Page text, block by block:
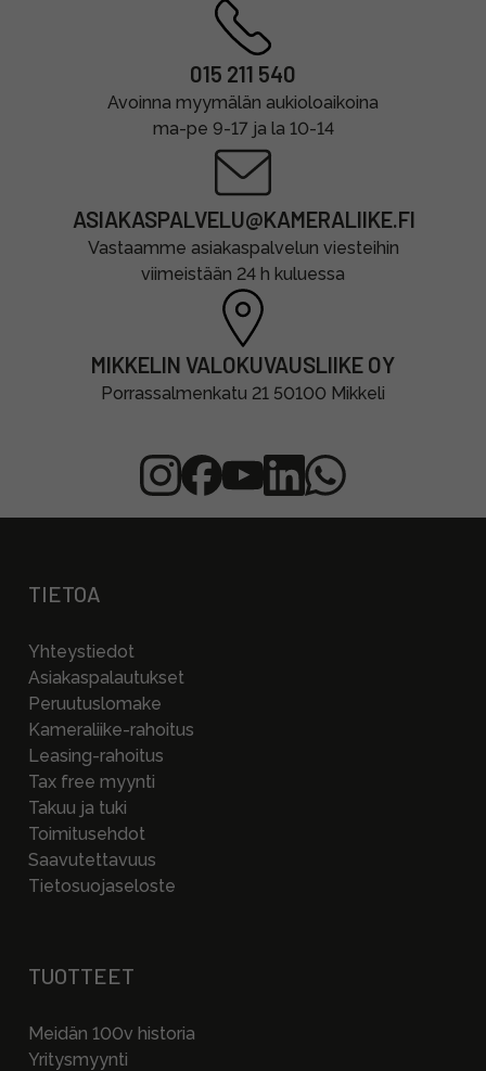
015 211 540
Avoinna myymälän aukioloaikoina
ma-pe 9-17 ja la 10-14
ASIAKASPALVELU@KAMERALIIKE.FI
Vastaamme asiakaspalvelun viesteihin
viimeistään 24 h kuluessa
MIKKELIN VALOKUVAUSLIIKE OY
Porrassalmenkatu 21 50100 Mikkeli
TIETOA
Yhteystiedot
Asiakaspalautukset
Peruutuslomake
Kameraliike-rahoitus
Leasing-rahoitus
Tax free myynti
Takuu ja tuki
Toimitusehdot
Saavutettavuus
Tietosuojaseloste
TUOTTEET
Meidän 100v historia
Yritysmyynti